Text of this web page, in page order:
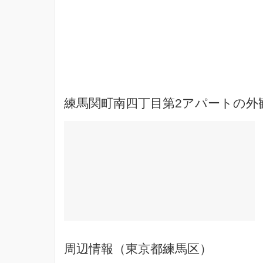
練馬関町南四丁目第2アパートの外
周辺情報（東京都練馬区）